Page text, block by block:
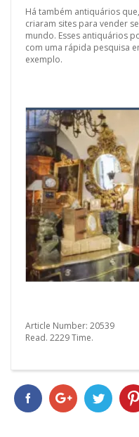
Há também antiquários
criaram sites para vender
mundo. Esses antiquários
com uma rápida pesquisa
exemplo.
Article Number: 20539
Read. 2229Time.